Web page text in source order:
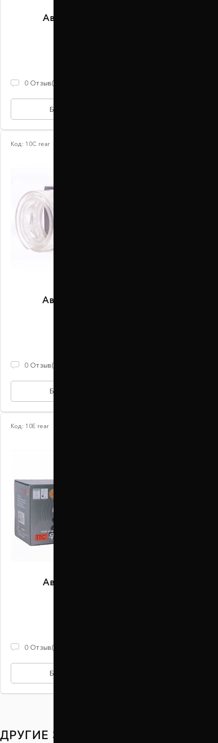
Автобаферы размер B задние
0 Отзыв(ов)
БЫСТРАЯ ПОКУПКА
Код: 10С rear
Автобаферы размер C задние
0 Отзыв(ов)
БЫСТРАЯ ПОКУПКА
Код: 10Е rear
Автобаферы размер E задние
0 Отзыв(ов)
БЫСТРАЯ ПОКУПКА
ДРУГИЕ ЗАПЧАСТИ НА ВАШ